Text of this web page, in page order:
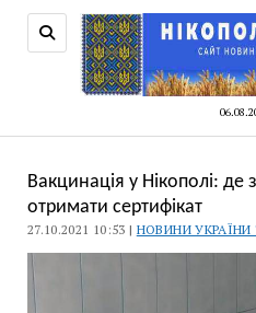
Вакцинація у Нікополі:
отримати сертифікат
27.10.2021 10:53 | НОВИНИ УКРАЇНИ